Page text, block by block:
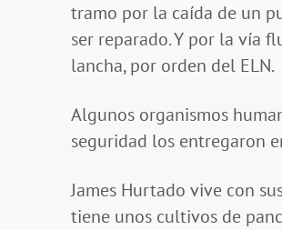
tramo por la caída de un
ser reparado. Y por la vía
lancha, por orden del ELN.
Algunos organismos
seguridad los entregaron
James Hurtado vive con
tiene unos cultivos de